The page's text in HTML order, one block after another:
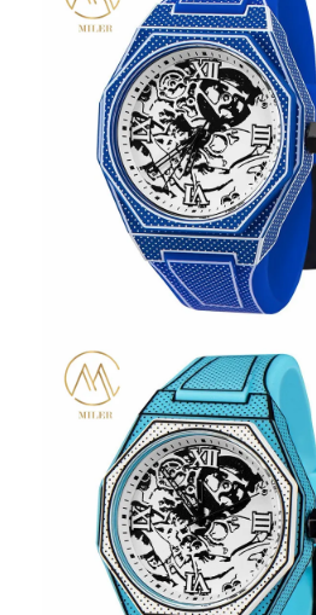
Uhren aus Edelstahl
Silikonbanduhr
Lady Quarzuhr
Männerquarzuhren
Quarz-Leuchtturm
Digitale Sportuhren
Stylische Paaruhr
Kinder Armbanduhr
Watch Ersatzteile
Watch-Gürtel Ersatzteile